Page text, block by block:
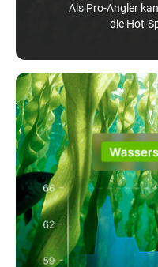
Als Pro-Angler
die Hot-